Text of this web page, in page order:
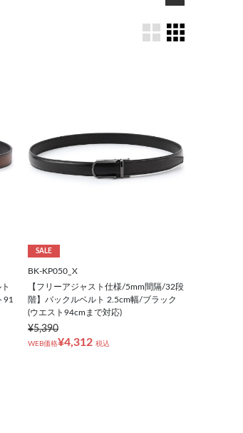
91
SALE
BK-KP050_X
【フリーアジャスト仕様/5mm間隔/32段
階】バックルベルト 2.5cm幅/ブラック
(ウエスト94cmまで対応)
¥5,390
WEB価格¥4,312 税込